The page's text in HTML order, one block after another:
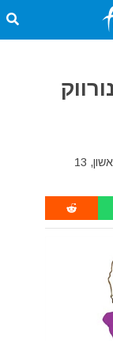
יום שישי, 11 בספטמבר, 2026 - יום ראשון, 13